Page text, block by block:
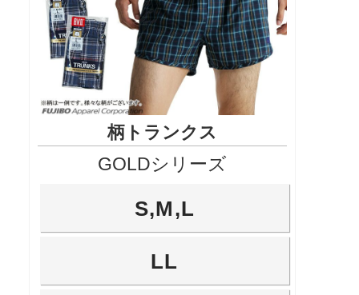
柄トランクス
GOLDシリーズ
S,M,L
LL